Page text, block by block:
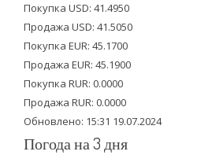
t
e
r
b
o
o
k
u
b
e
Покупка USD: 41.4950
Продажа USD: 41.5050
Покупка EUR: 45.1700
Продажа EUR: 45.1900
Покупка RUR: 0.0000
Продажа RUR: 0.0000
Обновлено: 15:31 19.07.2024
Погода на 3 дня